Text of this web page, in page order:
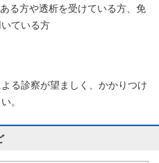
る方や透析を受けている方、免
ている方
る診察が望ましく、かかりつけ
。